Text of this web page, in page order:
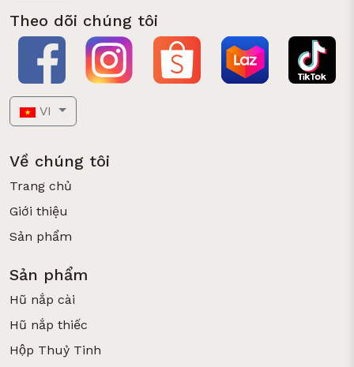
Theo dõi chúng tôi
VI
Về chúng tôi
Trang chủ
Giới thiệu
Sản phẩm
Sản phẩm
Hũ nắp cài
Hũ nắp thiếc
Hộp Thuỷ Tinh